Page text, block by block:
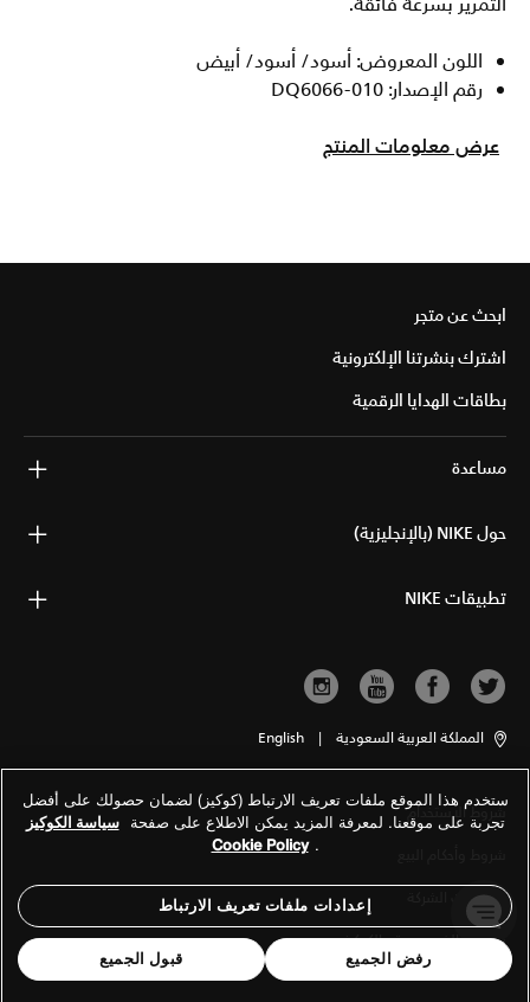
اللون المعروض: أسود/ أسود/ أبيض
رقم الإصدار: DQ6066-010
عرض معلومات المنتج
ابحث عن متجر
اشترك بنشرتنا الإلكترونية
بطاقات الهدايا الرقمية
مساعدة
حول NIKE (بالإنجليزية)
تطبيقات NIKE
المملكة العربية السعودية |
English
شروط الاستخدام
معلومات الشركة
سياسة الخصوصية والكوكيز
ستخدم هذا الموقع ملفات تعريف الارتباط (كوكيز) لضمان حصولك على أفضل
تجربة على موقعنا. لمعرفة المزيد يمكن الاطلاع على صفحة سياسة الكوكيز
.
Cookie Policy
إعدادات ملفات تعريف الارتباط
رفض الجميع قبول الجميع